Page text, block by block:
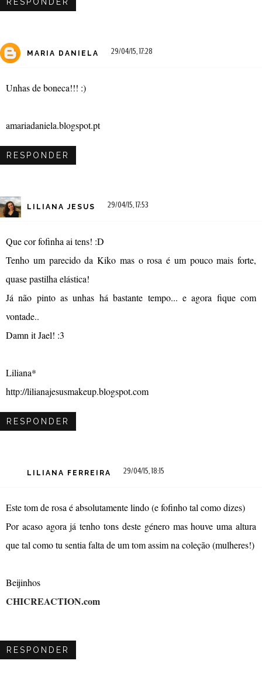
MARIA DANIELA 29/04/15, 17:28
Unhas de boneca!!! :)
amariadaniela.blogspot.pt
RESPONDER
LILIANA JESUS 29/04/15, 17:53
Que cor fofinha ai tens! :D
Tenho um parecido da Kiko mas o rosa é um pouco mais forte,
quase pastilha elástica!
Já não pinto as unhas há bastante tempo... e agora fique com
vontade..
Damn it Jael! :3
Liliana*
http://lilianajesusmakeup.blogspot.com
RESPONDER
LILIANA FERREIRA 29/04/15, 18:15
Este tom de rosa é absolutamente lindo (e fofinho tal como dizes)
Por acaso agora já tenho tons deste género mas houve uma altura
que tal como tu sentia falta de um tom assim na coleção (mulheres!)
Beijinhos
CHICREACTION.com
RESPONDER